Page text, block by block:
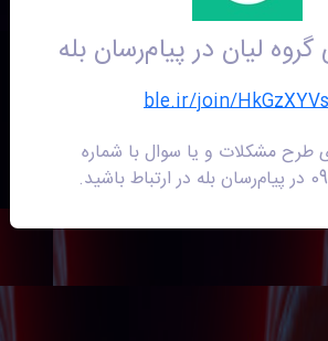
❯
لیان در پیام‌رسان بله
ble.ir/join/
طرح مشکلات و یا سوال با شماره